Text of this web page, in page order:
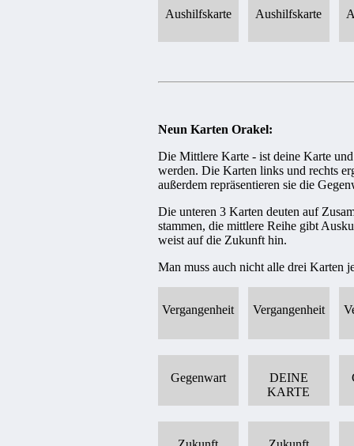
Aushilfskarte Aushilfskarte
Neun Karten Orakel:
Die Mittlere Karte - ist deine Karte
werden. Die Karten links und rechts
außerdem repräsentieren sie die
Die unteren 3 Karten deuten auf
stammen, die mittlere Reihe gibt
weist auf die Zukunft hin.
Man muss auch nicht alle drei Karten
Vergangenheit Vergangenheit
Gegenwart
DEINE
KARTE